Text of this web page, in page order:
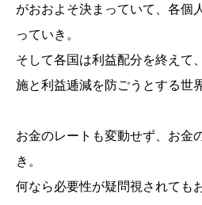
がおおよそ決まっていて、各個
っていき。
そして各国は利益配分を終えて
施と利益逓減を防ごうとする世界
お金のレートも変動せず、お金
き。
何なら必要性が疑問視されても